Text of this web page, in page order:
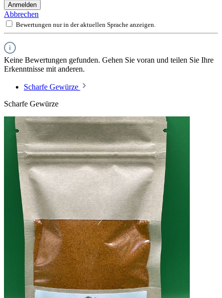
Anmelden
Abbrechen
Bewertungen nur in der aktuellen Sprache anzeigen.
Keine Bewertungen gefunden. Gehen Sie voran und teilen Sie Ihre
Erkenntnisse mit anderen.
Scharfe Gewürze
Scharfe Gewürze